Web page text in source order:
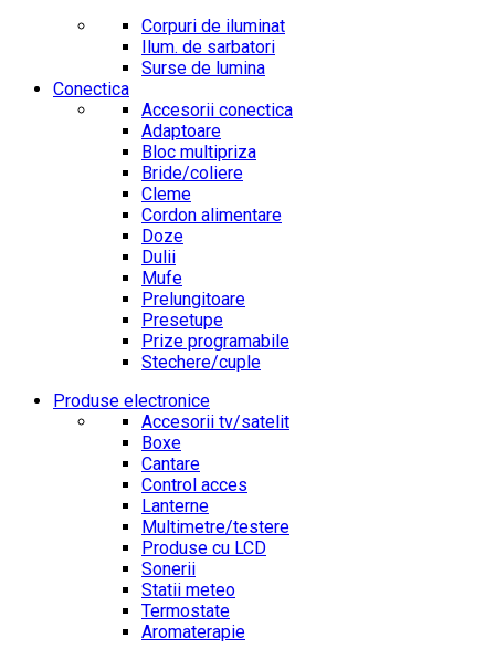
Corpuri de iluminat
Ilum. de sarbatori
Surse de lumina
Conectica
Accesorii conectica
Adaptoare
Bloc multipriza
Bride/coliere
Cleme
Cordon alimentare
Doze
Dulii
Mufe
Prelungitoare
Presetupe
Prize programabile
Stechere/cuple
Produse electronice
Accesorii tv/satelit
Boxe
Cantare
Control acces
Lanterne
Multimetre/testere
Produse cu LCD
Sonerii
Statii meteo
Termostate
Aromaterapie